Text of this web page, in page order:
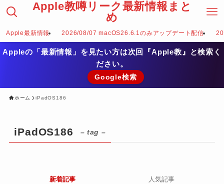
Apple教噂リーク最新情報まと
め
Apple最新情報 2026/08/07 macOS26.6.1のみアップデート配信
Appleの「最新情報」を見たい方は次回『Apple教』と検索く
ださい。
Google検索
ホーム iPadOS186
iPadOS186 – tag –
新着記事 人気記事